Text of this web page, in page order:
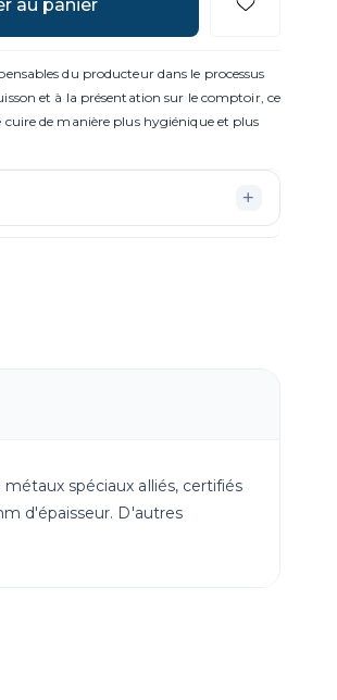
du producteur dans le processus
et à la présentation sur le comptoir, ce
de manière plus hygiénique et plus
spéciaux alliés, certifiés
d'épaisseur. D'autres